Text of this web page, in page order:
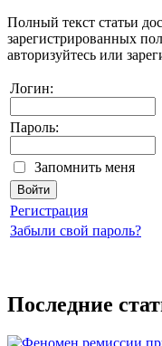
Полный текст статьи
зарегистрированных
авторизуйтесь или
Логин:
Пароль:
Запомнить меня
Регистрация
Забыли свой пароль?
Последние